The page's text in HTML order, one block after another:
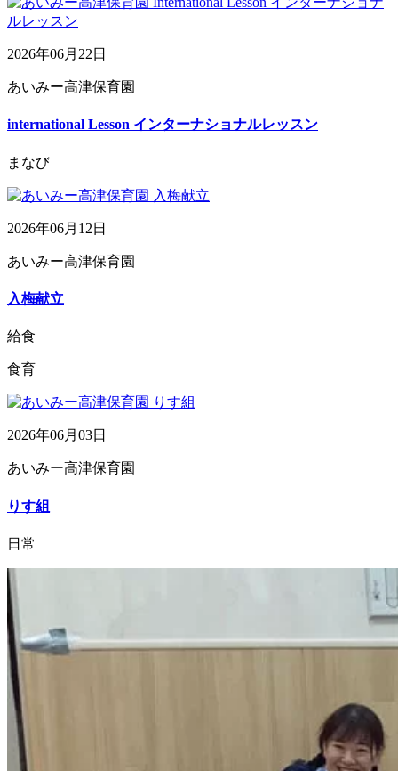
2026年06月22日
あいみー高津保育園
international Lesson インターナショナルレッスン
まなび
2026年06月12日
あいみー高津保育園
入梅献立
給食
食育
2026年06月03日
あいみー高津保育園
りす組
日常